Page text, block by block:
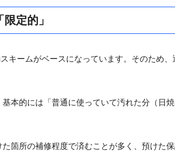
定的」
キームがベースになっています。そのため
本的には「普通に使っていて汚れた分（日焼
箇所の補修程度で済むことが多く、預けた